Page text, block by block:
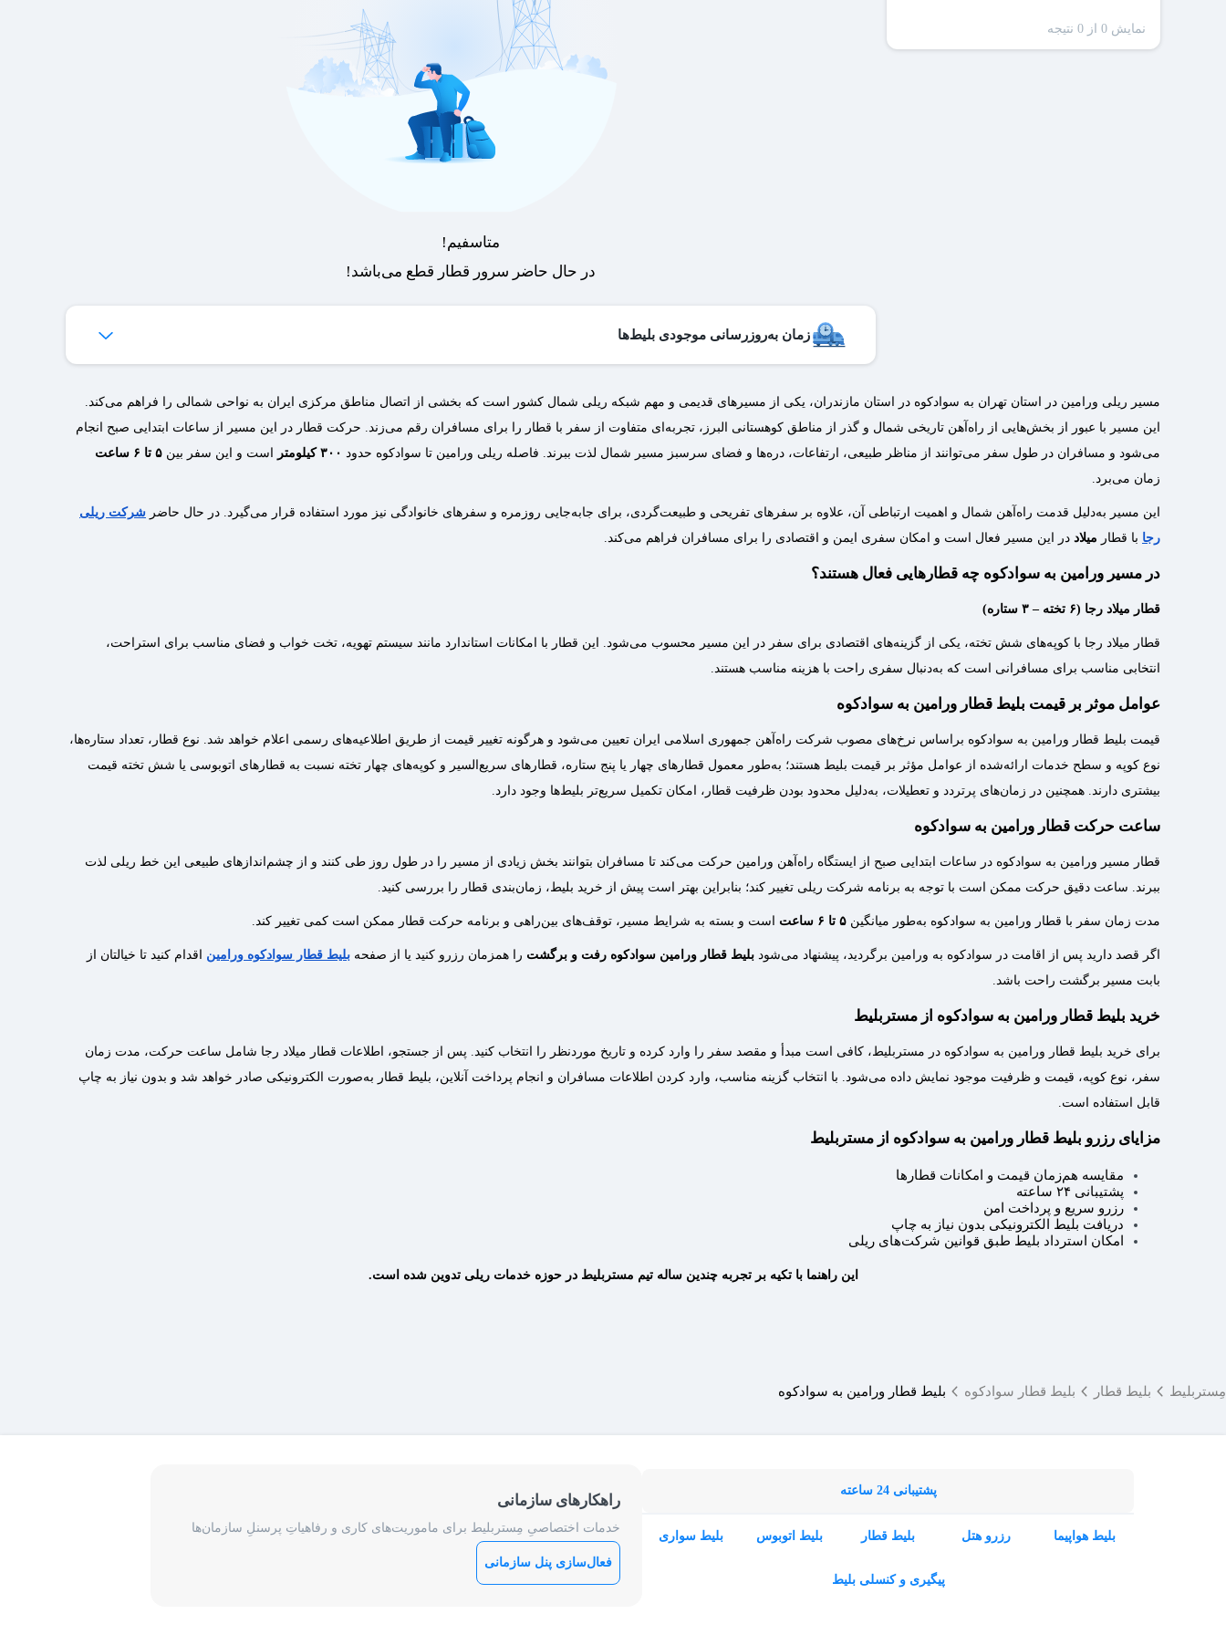
نمایش 0 از 0 نتیجه
زمان به‌روزرسانی موجودی بلیط‌ها
ساعات به‌روزرسانی:۱۹ ،۱۷ ،۱۵ ،۱۲ ،۹
متاسفیم!
در حال حاضر سرور قطار قطع می‌باشد!
مسیر ریلی ورامین در استان تهران به سوادکوه در استان مازندران، یکی از مسیرهای قدیمی و مهم شبکه ریلی شمال کشور است که بخشی از اتصال مناطق مرکزی ایران به نواحی شمالی را فراهم می‌کند.
این مسیر با عبور از بخش‌هایی از راه‌آهن تاریخی شمال و گذر از مناطق کوهستانی البرز، تجربه‌ای متفاوت از سفر با قطار را برای مسافران رقم می‌زند. حرکت قطار در این مسیر از ساعات ابتدایی صبح انجام
می‌شود و مسافران در طول سفر می‌توانند از مناظر طبیعی، ارتفاعات، دره‌ها و فضای سرسبز مسیر شمال لذت ببرند. فاصله ریلی ورامین تا سوادکوه حدود ۳۰۰ کیلومتر است و این سفر بین ۵ تا ۶ ساعت
زمان می‌برد.
این مسیر به‌دلیل قدمت راه‌آهن شمال و اهمیت ارتباطی آن، علاوه بر سفرهای تفریحی و طبیعت‌گردی، برای جابه‌جایی روزمره و سفرهای خانوادگی نیز مورد استفاده قرار می‌گیرد. در حال حاضر شرکت ریلی
رجا با قطار میلاد در این مسیر فعال است و امکان سفری ایمن و اقتصادی را برای مسافران فراهم می‌کند.
در مسیر ورامین به سوادکوه چه قطارهایی فعال هستند؟
قطار میلاد رجا (۶ تخته – ۳ ستاره)
قطار میلاد رجا با کوپه‌های شش تخته، یکی از گزینه‌های اقتصادی برای سفر در این مسیر محسوب می‌شود. این قطار با امکانات استاندارد مانند سیستم تهویه، تخت خواب و فضای مناسب برای استراحت،
انتخابی مناسب برای مسافرانی است که به‌دنبال سفری راحت با هزینه مناسب هستند.
عوامل موثر بر قیمت بلیط قطار ورامین به سوادکوه
قیمت بلیط قطار ورامین به سوادکوه براساس نرخ‌های مصوب شرکت راه‌آهن جمهوری اسلامی ایران تعیین می‌شود و هرگونه تغییر قیمت از طریق اطلاعیه‌های رسمی اعلام خواهد شد. نوع قطار، تعداد ستاره‌ها،
نوع کوپه و سطح خدمات ارائه‌شده از عوامل مؤثر بر قیمت بلیط هستند؛ به‌طور معمول قطارهای چهار یا پنج ستاره، قطارهای سریع‌السیر و کوپه‌های چهار تخته نسبت به قطارهای اتوبوسی یا شش تخته قیمت
بیشتری دارند. همچنین در زمان‌های پرتردد و تعطیلات، به‌دلیل محدود بودن ظرفیت قطار، امکان تکمیل سریع‌تر بلیط‌ها وجود دارد.
ساعت حرکت قطار ورامین به سوادکوه
قطار مسیر ورامین به سوادکوه در ساعات ابتدایی صبح از ایستگاه راه‌آهن ورامین حرکت می‌کند تا مسافران بتوانند بخش زیادی از مسیر را در طول روز طی کنند و از چشم‌اندازهای طبیعی این خط ریلی لذت
ببرند. ساعت دقیق حرکت ممکن است با توجه به برنامه شرکت ریلی تغییر کند؛ بنابراین بهتر است پیش از خرید بلیط، زمان‌بندی قطار را بررسی کنید.
مدت زمان سفر با قطار ورامین به سوادکوه به‌طور میانگین ۵ تا ۶ ساعت است و بسته به شرایط مسیر، توقف‌های بین‌راهی و برنامه حرکت قطار ممکن است کمی تغییر کند.
اگر قصد دارید پس از اقامت در سوادکوه به ورامین برگردید، پیشنهاد می‌شود بلیط قطار ورامین سوادکوه رفت و برگشت را همزمان رزرو کنید یا از صفحه بلیط قطار سوادکوه ورامین اقدام کنید تا خیالتان از
بابت مسیر برگشت راحت باشد.
خرید بلیط قطار ورامین به سوادکوه از مستربلیط
برای خرید بلیط قطار ورامین به سوادکوه در مستربلیط، کافی است مبدأ و مقصد سفر را وارد کرده و تاریخ موردنظر را انتخاب کنید. پس از جستجو، اطلاعات قطار میلاد رجا شامل ساعت حرکت، مدت زمان
سفر، نوع کوپه، قیمت و ظرفیت موجود نمایش داده می‌شود. با انتخاب گزینه مناسب، وارد کردن اطلاعات مسافران و انجام پرداخت آنلاین، بلیط قطار به‌صورت الکترونیکی صادر خواهد شد و بدون نیاز به چاپ
قابل استفاده است.
مزایای رزرو بلیط قطار ورامین به سوادکوه از مستربلیط
مقایسه هم‌زمان قیمت و امکانات قطارها
پشتیبانی ۲۴ ساعته
رزرو سریع و پرداخت امن
دریافت بلیط الکترونیکی بدون نیاز به چاپ
امکان استرداد بلیط طبق قوانین شرکت‌های ریلی
این راهنما با تکیه بر تجربه چندین ساله تیم مستربلیط در حوزه خدمات ریلی تدوین شده است.
مِستربلیط بلیط قطار بلیط قطار سوادکوه بلیط قطار ورامین به سوادکوه
پشتیبانی 24 ساعته
بلیط هواپیما رزرو هتل بلیط قطار بلیط اتوبوس بلیط سواری
پیگیری و کنسلی بلیط
راهکارهای سازمانی
خدمات اختصاصیِ مِستربلیط برای ماموریت‌های کاری و رفاهیاتِ پرسنلِ سازمان‌ها
فعال‌سازی پنل سازمانی